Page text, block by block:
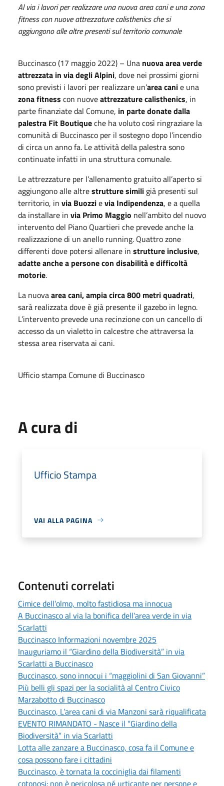
Al via i lavori per realizzare una nuova area cani e una zona
fitness con nuove attrezzature calisthenics che si
aggiungono alle altre presenti sul territorio comunale
Buccinasco (17 maggio 2022) – Una nuova area verde
attrezzata in via degli Alpini, dove nei prossimi giorni
sono previsti i lavori per realizzare un’area canie una
zona fitness con nuoveattrezzature calisthenics, in
parte finanziate dal Comune, in parte donate dalla
palestra Fit Boutiqueche ha voluto così ringraziare la
comunità di Buccinasco per il sostegno dopo l’incendio
di circa un anno fa. Le attività della palestra sono
continuate infatti in una struttura comunale.
Le attrezzature per l’allenamento gratuito all’aperto si
aggiungono alle altrestrutture simili già presenti sul
territorio, in via Buozzievia Indipendenza, e a quella
da installare in via Primo Maggio nell’ambito del nuovo
intervento del Piano Quartieri che prevede anche la
realizzazione di un anello running. Quattro zone
differenti dove potersi allenare in strutture inclusive,
adatte anche a persone con disabilità e difficoltà
motorie.
La nuovaarea cani, ampia circa 800 metri quadrati,
sarà realizzata dove è già presente il gazebo in legno.
L’intervento prevede una recinzione con un cancello di
accesso da un vialetto in calcestre che attraversa la
stessa area riservata ai cani.
Ufficio stampa Comune di Buccinasco
A cura di
Ufficio Stampa
VAI ALLA PAGINA
Contenuti correlati
Cimice dell’olmo, molto fastidiosa ma innocua
A Buccinasco al via la bonifica dell’area verde in via
Scarlatti
Buccinasco Informazioni novembre 2025
Inauguriamo il “Giardino della Biodiversità” in via
Scarlatti a Buccinasco
Buccinasco, sono innocui i “maggiolini di San Giovanni”
Più belli gli spazi per la socialità al Centro Civico
Marzabotto di Buccinasco
Buccinasco, L’area cani di via Manzoni sarà riqualificata
EVENTO RIMANDATO - Nasce il “Giardino della
Biodiversità” in via Scarlatti
Lotta alle zanzare a Buccinasco, cosa fa il Comune e
cosa possono fare i cittadini
Buccinasco, è tornata la cocciniglia dai filamenti
cotonosi: non è pericolosa né urticante per persone e